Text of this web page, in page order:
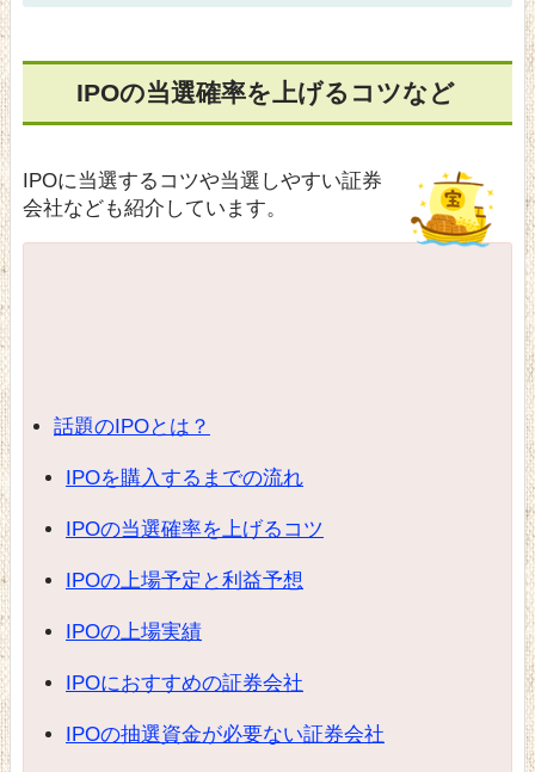
IPOの当選確率を上げるコツなど
IPOに当選するコツや当選しやすい証券
会社なども紹介しています。
話題のIPOとは？
IPOを購入するまでの流れ
IPOの当選確率を上げるコツ
IPOの上場予定と利益予想
IPOの上場実績
IPOにおすすめの証券会社
IPOの抽選資金が必要ない証券会社